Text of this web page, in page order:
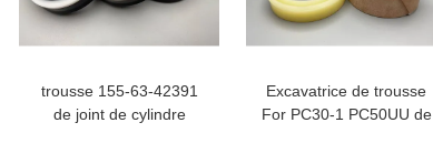
trousse 155-63-42391
de joint de cylindre
Excavatrice de trousse
For PC30-1 PC50UU de